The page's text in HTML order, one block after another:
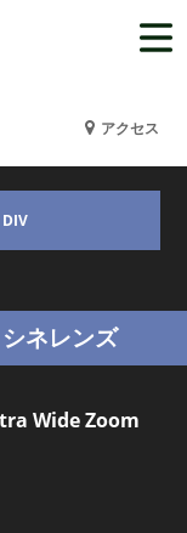
アクセス
DIV
ネレンズ
Wide Zoom